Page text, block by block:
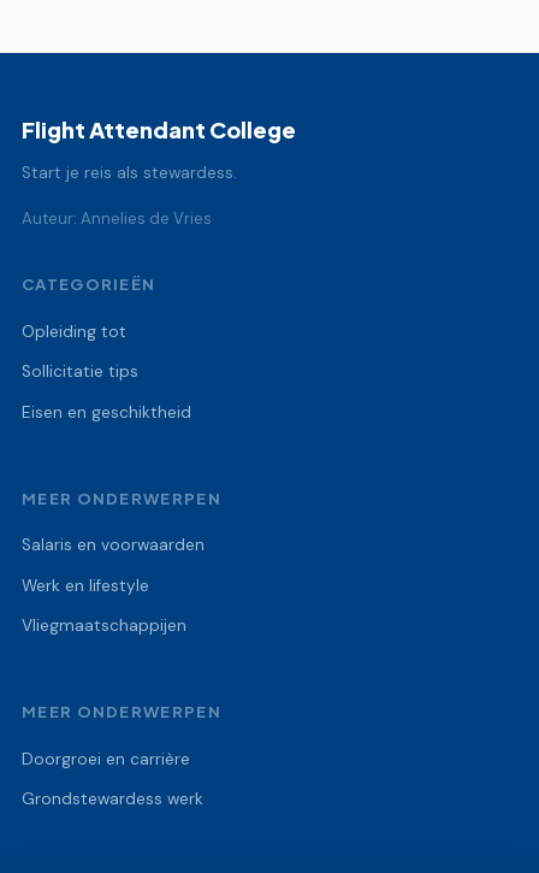
Flight Attendant College
Start je reis als stewardess.
Auteur: Annelies de Vries
CATEGORIEËN
Opleiding tot
Sollicitatie tips
Eisen en geschiktheid
MEER ONDERWERPEN
Salaris en voorwaarden
Werk en lifestyle
Vliegmaatschappijen
MEER ONDERWERPEN
Doorgroei en carrière
Grondstewardess werk